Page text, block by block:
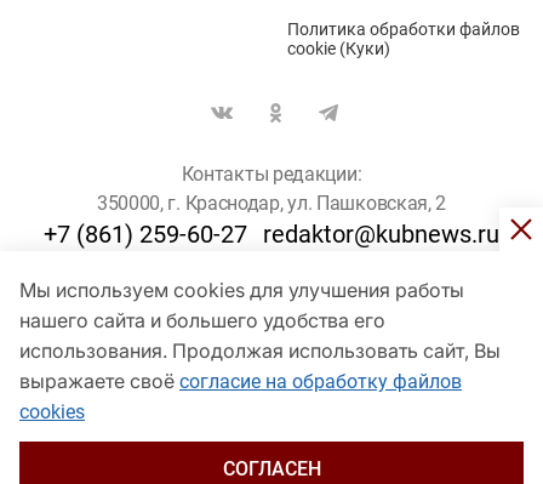
Мы используем cookies для улучшения работы
нашего сайта и большего удобства его
использования. Продолжая использовать сайт, Вы
выражаете своё согласие на обработку файлов
cookies
СОГЛАСЕН
Политика обработки файлов
cookie (Куки)
Контакты редакции:
350000, г. Краснодар, ул. Пашковская, 2
+7 (861) 259-60-27 redaktor@kubnews.ru
Для пользователей старше 16 лет
© Кубанские Новости, 2017
Сетевое издание «kubnews» зарегистрировано Федеральной
службой по надзору в сфере связи, информационных технологий
и массовых коммуникаций (Роскомнадзор). Регистрационный
Пашковская, 2). Главный редактор – Филиппов О. Ю.